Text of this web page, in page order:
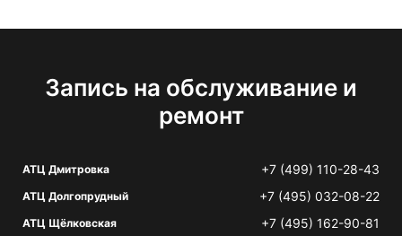
Запись на обслуживание и
ремонт
АТЦ Дмитровка +7 (499) 110-28-43
АТЦ Долгопрудный +7 (495) 032-08-22
АТЦ Щёлковская +7 (495) 162-90-81